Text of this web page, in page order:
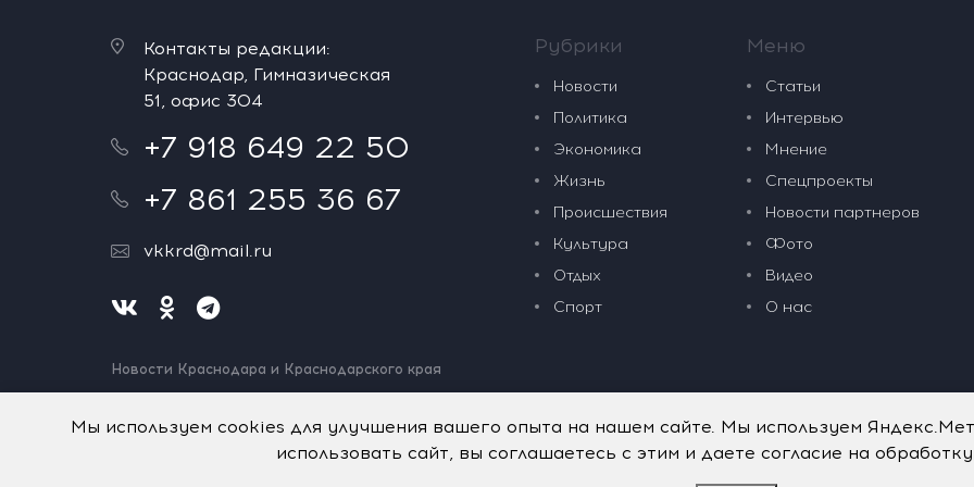
Контакты редакции:
Краснодар, Гимназическая
51, офис 304
+7 918 649 22 50
+7 861 255 36 67
vkkrd@mail.ru
Новости Краснодара и Краснодарского края
Нашли ошибку? Выделите и нажмите Ctrl+Enter.
Рубрики
Новости
Политика
Экономика
Жизнь
Происшествия
Культура
Отдых
Спорт
Меню
Статьи
Интервью
Мнение
Спецпроекты
Новости партнеров
Фото
Видео
О нас
Мы используем cookies для улучшения вашего опыта на нашем сайте. Мы используем
использовать сайт, вы соглашаетесь с этим и даете согласие на